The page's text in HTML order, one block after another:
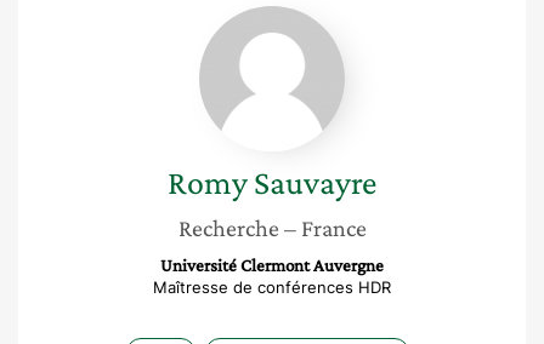
Romy
Sauvayre
RomySauvayre
Recherche – France
Université Clermont Auvergne
Maîtresse de conférences HDR